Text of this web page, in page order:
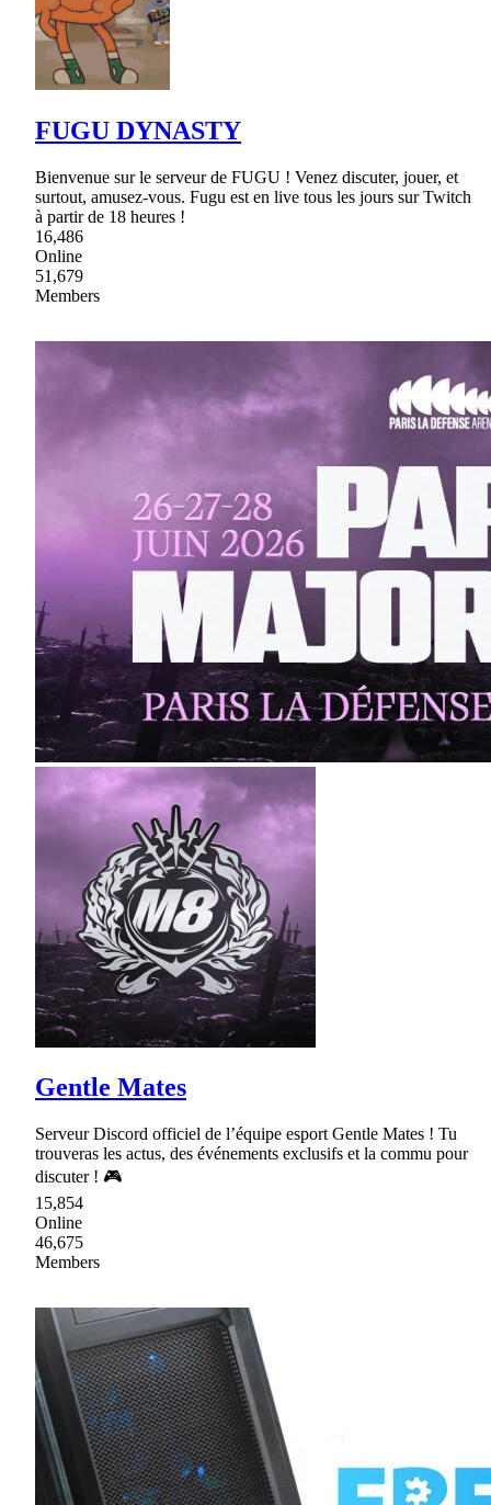
FUGU DYNASTY
Bienvenue sur le serveur de FUGU ! Venez discuter, jouer, et
surtout, amusez-vous. Fugu est en live tous les jours sur Twitch
à partir de 18 heures !
16,486
Online
51,679
Members
Gentle Mates
Serveur Discord officiel de l’équipe esport Gentle Mates ! Tu
trouveras les actus, des événements exclusifs et la commu pour
discuter ! 🎮
15,854
Online
46,675
Members